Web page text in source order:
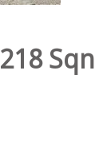
218 Sqn